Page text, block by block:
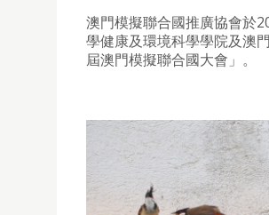
澳門模擬聯合國推廣協會於
學健康及環境科學學院及澳
屆澳門模擬聯合國大會」。